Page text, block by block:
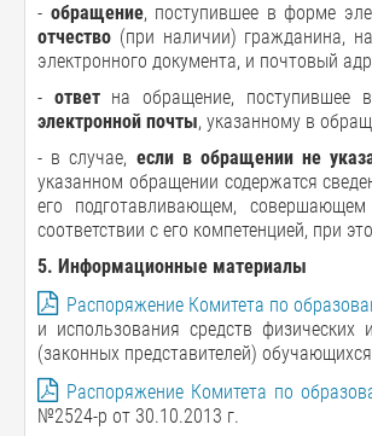
- обращение, поступившее в форме
отчество (при наличии) гражданина,
электронного документа, и почтовый
- ответна обращение, поступившее в
электронной почты, указанному в
- в случае, если в обращении не
указанном обращении содержатся
его подготавливающем,
соответствии с его компетенцией, при
5. Информационные материалы
Распоряжение Комитета по
и использования средств
(законных представителей)
Распоряжение Комитета по
№2524-р от 30.10.2013 г.